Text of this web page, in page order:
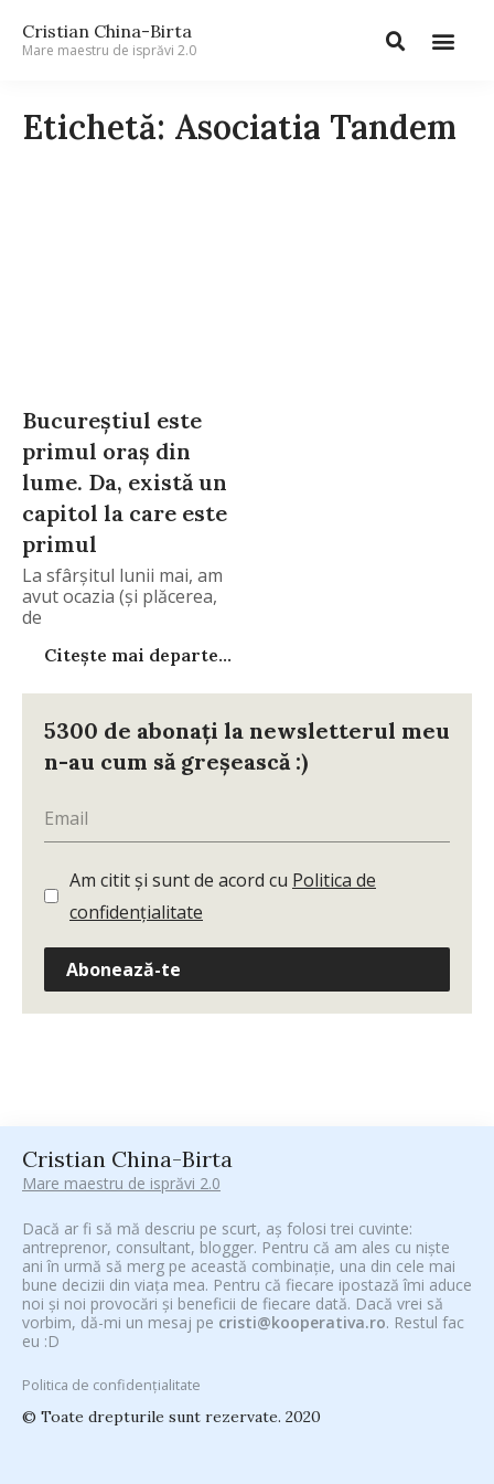
Cristian China-Birta
Mare maestru de isprăvi 2.0
Etichetă: Asociatia Tandem
Bucureștiul este
primul oraș din
lume. Da, există un
capitol la care este
primul
La sfârșitul lunii mai, am
avut ocazia (și plăcerea,
de
Citește mai departe...
5300 de abonați la newsletterul meu
n-au cum să greșească :)
Am citit și sunt de acord cu Politica de
confidențialitate
Abonează-te
Cristian China-Birta
Mare maestru de isprăvi 2.0
Dacă ar fi să mă descriu pe scurt, aș folosi trei cuvinte:
antreprenor, consultant, blogger. Pentru că am ales cu niște
ani în urmă să merg pe această combinație, una din cele mai
bune decizii din viața mea. Pentru că fiecare ipostază îmi aduce
noi și noi provocări și beneficii de fiecare dată. Dacă vrei să
vorbim, dă-mi un mesaj pe cristi@kooperativa.ro. Restul fac
eu :D
Politica de confidențialitate
© Toate drepturile sunt rezervate. 2020